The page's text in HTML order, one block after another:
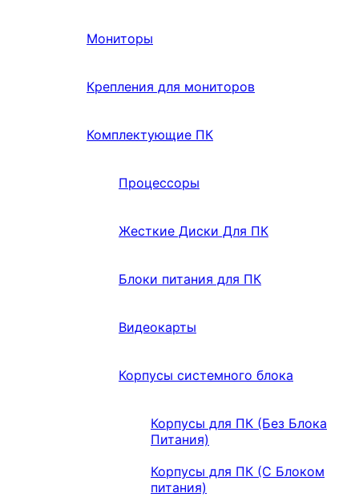
Мониторы
Крепления для мониторов
Комплектующие ПК
Процессоры
Жесткие Диски Для ПК
Блоки питания для ПК
Видеокарты
Корпусы системного блока
Корпусы для ПК (Без Блока
Питания)
Корпусы для ПК (С Блоком
питания)